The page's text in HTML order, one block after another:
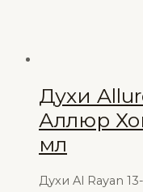
Духи
Аллюр
мл
Духи Al Rayan